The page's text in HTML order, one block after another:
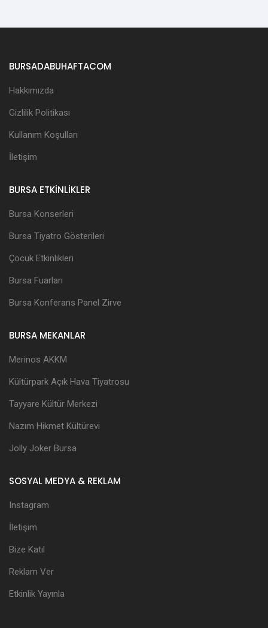
BURSADABUHAFTACOM
Hakkımızda
Gizlilik Politikası
Kullanım Koşulları
İletişim
BURSA ETKİNLİKLER
Bursa Konserleri
Bursa Tiyatro Gösterileri
Çocuk Etkinlikleri
Bursa Fuarları
Bursa Konferans Panel Zirve
BURSA MEKANLAR
Merinos AKKM
Kültürpark Açık Hava Tiyatrosu
Tayyare Kültür Merkezi
Nazım Hikmet Kültürevi
Jolly Joker Bursa
SOSYAL MEDYA & REKLAM
Instagram
İletişim
Bize Katıl
Reklam Ver
Etkinlik Yayınla